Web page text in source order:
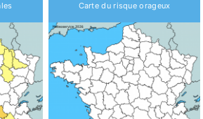
Carte du risque orageux